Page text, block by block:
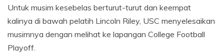
Untuk musim kesebelas berturut-turut dan keempat
kalinya di bawah pelatih Lincoln Riley, USC menyelesaikan
musimnya dengan melihat ke lapangan College Football
Playoff.